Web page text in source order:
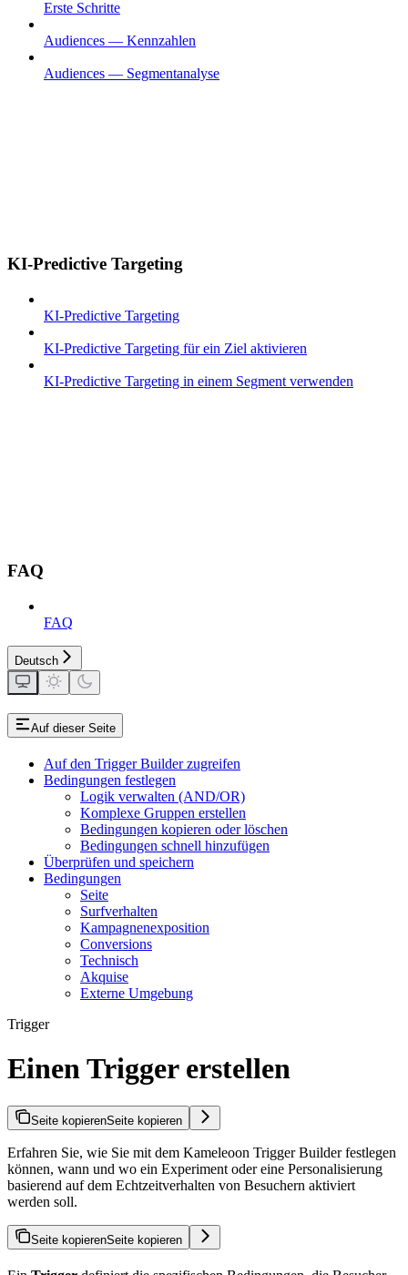
Erste Schritte
Audiences — Kennzahlen
Audiences — Segmentanalyse
KI-Predictive Targeting
KI-Predictive Targeting
KI-Predictive Targeting für ein Ziel aktivieren
KI-Predictive Targeting in einem Segment verwenden
FAQ
FAQ
Deutsch
Auf dieser Seite
Auf den Trigger Builder zugreifen
Bedingungen festlegen
Logik verwalten (AND/OR)
Komplexe Gruppen erstellen
Bedingungen kopieren oder löschen
Bedingungen schnell hinzufügen
Überprüfen und speichern
Bedingungen
Seite
Surfverhalten
Kampagnenexposition
Conversions
Technisch
Akquise
Externe Umgebung
Trigger
Einen Trigger erstellen
Seite kopierenSeite kopieren
Erfahren Sie, wie Sie mit dem Kameleoon Trigger Builder festlegen
können, wann und wo ein Experiment oder eine Personalisierung
basierend auf dem Echtzeitverhalten von Besuchern aktiviert
werden soll.
Seite kopierenSeite kopieren